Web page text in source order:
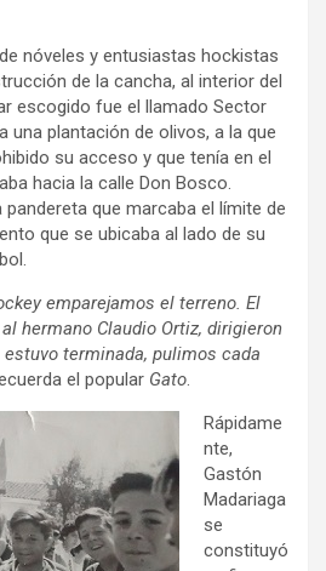
nóveles y entusiastas hockistas
de la cancha, al interior del
escogido fue el llamado Sector
una plantación de olivos, a la que
su acceso y que tenía en el
hacia la calle Don Bosco.
que marcaba el límite de
que se ubicaba al lado de su
emparejamos el terreno. El
hermano Claudio Ortiz, dirigieron
terminada, pulimos cada
el popular Gato.
Rápidame
nte,
Gastón
Madariaga
se
constituyó